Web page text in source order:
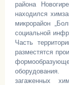
района
находился
микрорайон
социальной
Часть
разместятся
загаженных